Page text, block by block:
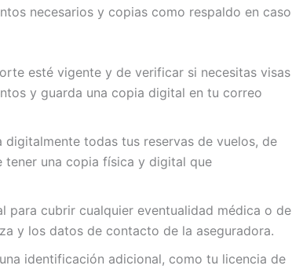
necesarios y copias como respaldo en caso
esté vigente y de verificar si necesitas visas
y guarda una copia digital en tu correo
digitalmente todas tus reservas de vuelos, de
una copia física y digital que
para cubrir cualquier eventualidad médica o de
y los datos de contacto de la aseguradora.
identificación adicional, como tu licencia de